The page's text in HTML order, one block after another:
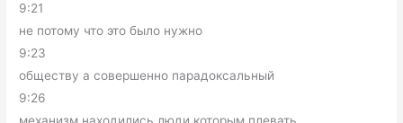
9:21
не потому что это было нужно
9:23
обществу а совершенно парадоксальный
9:26